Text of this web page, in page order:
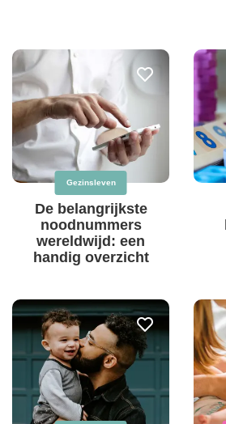
Gezinsleven
De belangrijkste
noodnummers
wereldwijd: een
handig overzicht